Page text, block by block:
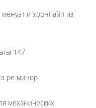
и хорнпайп из
147
ре минор
механических